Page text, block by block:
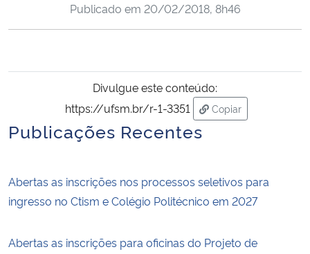
Ministério da Cidadania
Ministério de Minas e Energia
Ministério da Ciência, Tecnologia, Inovações e Comunicações
Ministério do Turismo
Publicado em 20/02/2018, 8h46
Divulgue este conteúdo:
https://ufsm.br/r-1-3351
Copiar
para área de
Publicações Recentes
Abertas as inscrições nos processos seletivos para
ingresso no Ctism e Colégio Politécnico em 2027
Abertas as inscrições para oficinas do Projeto de